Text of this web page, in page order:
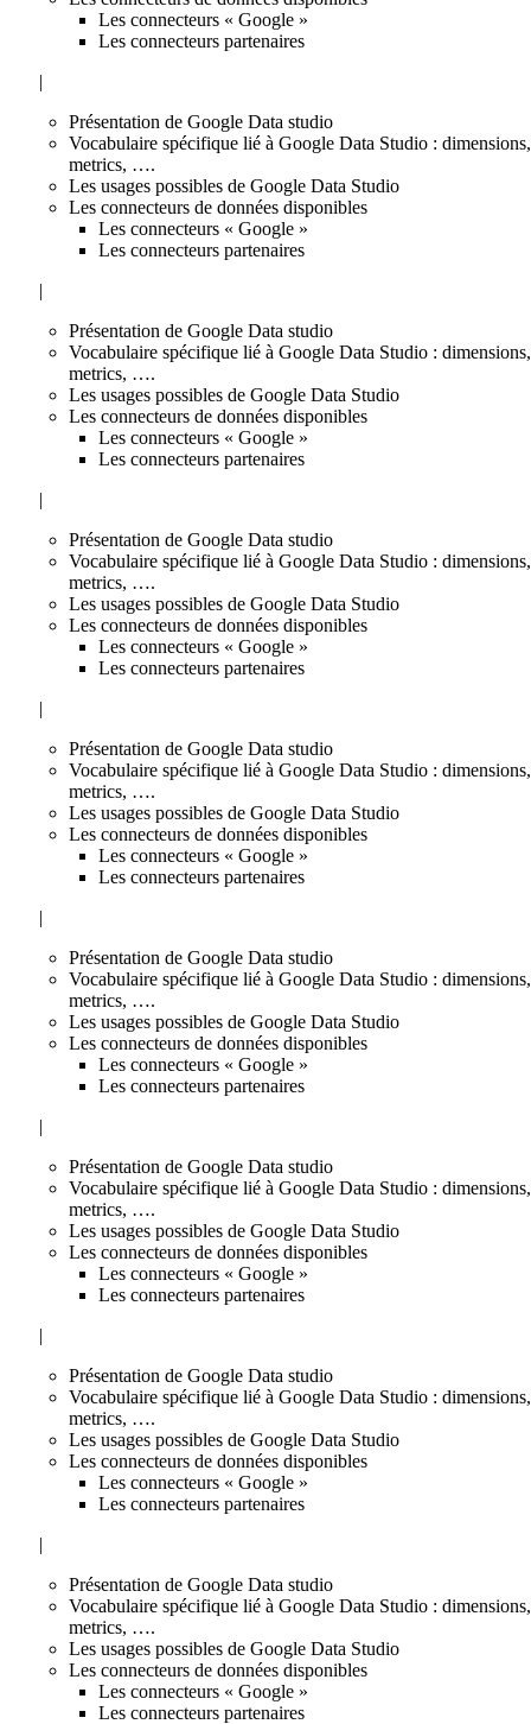
Les connecteurs « Google »
Les connecteurs partenaires
|
Présentation de Google Data studio
Vocabulaire spécifique lié à Google Data Studio : dimensions,
metrics, ….
Les usages possibles de Google Data Studio
Les connecteurs de données disponibles
Les connecteurs « Google »
Les connecteurs partenaires
|
Présentation de Google Data studio
Vocabulaire spécifique lié à Google Data Studio : dimensions,
metrics, ….
Les usages possibles de Google Data Studio
Les connecteurs de données disponibles
Les connecteurs « Google »
Les connecteurs partenaires
|
Présentation de Google Data studio
Vocabulaire spécifique lié à Google Data Studio : dimensions,
metrics, ….
Les usages possibles de Google Data Studio
Les connecteurs de données disponibles
Les connecteurs « Google »
Les connecteurs partenaires
|
Présentation de Google Data studio
Vocabulaire spécifique lié à Google Data Studio : dimensions,
metrics, ….
Les usages possibles de Google Data Studio
Les connecteurs de données disponibles
Les connecteurs « Google »
Les connecteurs partenaires
|
Présentation de Google Data studio
Vocabulaire spécifique lié à Google Data Studio : dimensions,
metrics, ….
Les usages possibles de Google Data Studio
Les connecteurs de données disponibles
Les connecteurs « Google »
Les connecteurs partenaires
|
Présentation de Google Data studio
Vocabulaire spécifique lié à Google Data Studio : dimensions,
metrics, ….
Les usages possibles de Google Data Studio
Les connecteurs de données disponibles
Les connecteurs « Google »
Les connecteurs partenaires
|
Présentation de Google Data studio
Vocabulaire spécifique lié à Google Data Studio : dimensions,
metrics, ….
Les usages possibles de Google Data Studio
Les connecteurs de données disponibles
Les connecteurs « Google »
Les connecteurs partenaires
|
Présentation de Google Data studio
Vocabulaire spécifique lié à Google Data Studio : dimensions,
metrics, ….
Les usages possibles de Google Data Studio
Les connecteurs de données disponibles
Les connecteurs « Google »
Les connecteurs partenaires